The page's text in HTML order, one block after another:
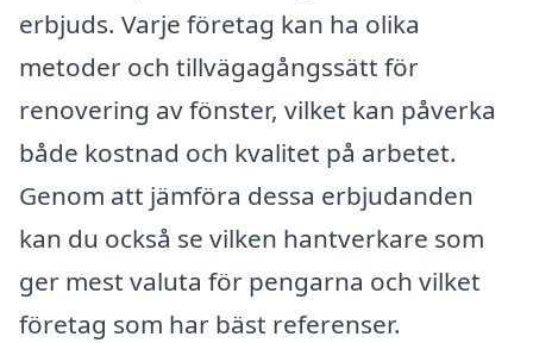
erbjuds. Varje företag kan ha olika
metoder och tillvägagångssätt för
renovering av fönster, vilket kan påverka
både kostnad och kvalitet på arbetet.
Genom att jämföra dessa erbjudanden
kan du också se vilken hantverkare som
ger mest valuta för pengarna och vilket
företag som har bäst referenser.